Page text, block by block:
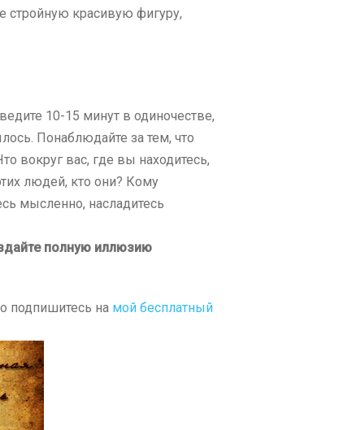
стройную красивую фигуру,
10-15 минут в одиночестве,
Понаблюдайте за тем, что
вокруг вас, где вы находитесь,
людей, кто они? Кому
мысленно, насладитесь
полную иллюзию
подпишитесь на мой бесплатный